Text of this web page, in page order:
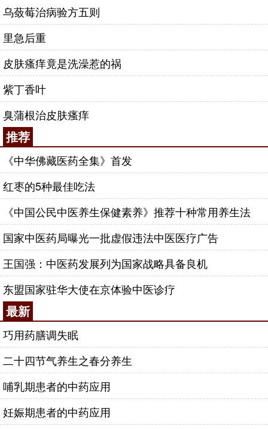
乌蔹莓治病验方五则
里急后重
皮肤瘙痒竟是洗澡惹的祸
紫丁香叶
臭蒲根治皮肤瘙痒
推荐
《中华佛藏医药全集》首发
红枣的5种最佳吃法
《中国公民中医养生保健素养》推荐十种常用养生法
国家中医药局曝光一批虚假违法中医医疗广告
王国强：中医药发展列为国家战略具备良机
东盟国家驻华大使在京体验中医诊疗
最新
巧用药膳调失眠
二十四节气养生之春分养生
哺乳期患者的中药应用
妊娠期患者的中药应用